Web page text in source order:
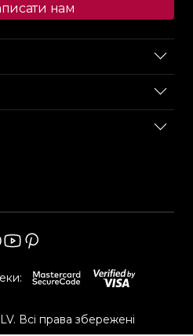
нам
Всі права збережені